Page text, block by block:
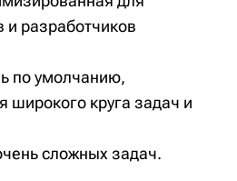
и разработчиков
по умолчанию,
широкого круга задач и
сложных задач.